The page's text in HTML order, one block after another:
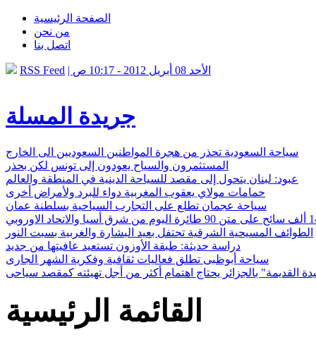
الصفحة الرئيسية
من نحن
اتصل بنا
RSS Feed | الأحد 08 أبريل 2012 - 10:17 ص
جريدة المسلة
سياحة السعودية تحذر من هجرة المواطنين السعوديين الى الخارج
المستثمرون والسياح يعودون إلى تونس لكن بحذر
عبود: لبنان يتحول إلى مقصد للسياحة الدينية في المنطقة والعالم
حمامات مولاي يعقوب المغربية دواء للبرد ولأمراض أخرى
سياحة عجمان تطلع على التجارب السياحية بسلطنة عمان
الطوائف المسيحية الشرقية تحتفل بعيد البشارة والغربية بسبت النور
دراسة حديثة: طبقة الأوزون تستعيد عافيتها من جديد
سياحة أبوظبى تطلق فعاليات ثقافية وفكرية الشهر الجارى
القديمة" بالجزائر يحتاج اهتمام أكثر من أجل تهيئته كمقصد سياحى
القائمة الرئيسية